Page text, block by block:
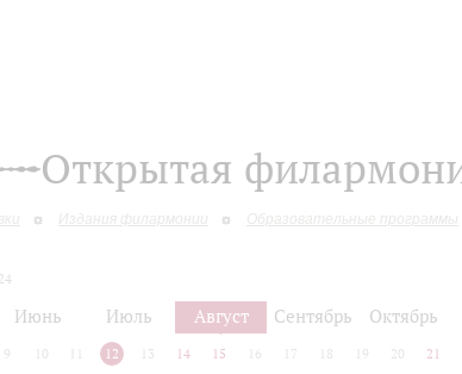
Открытая
Издания филармонии Образовательные программы
Июнь Июль Август Сентябрь Октябрь
9 10 12 13 14 15 16 17 18 19 20 21